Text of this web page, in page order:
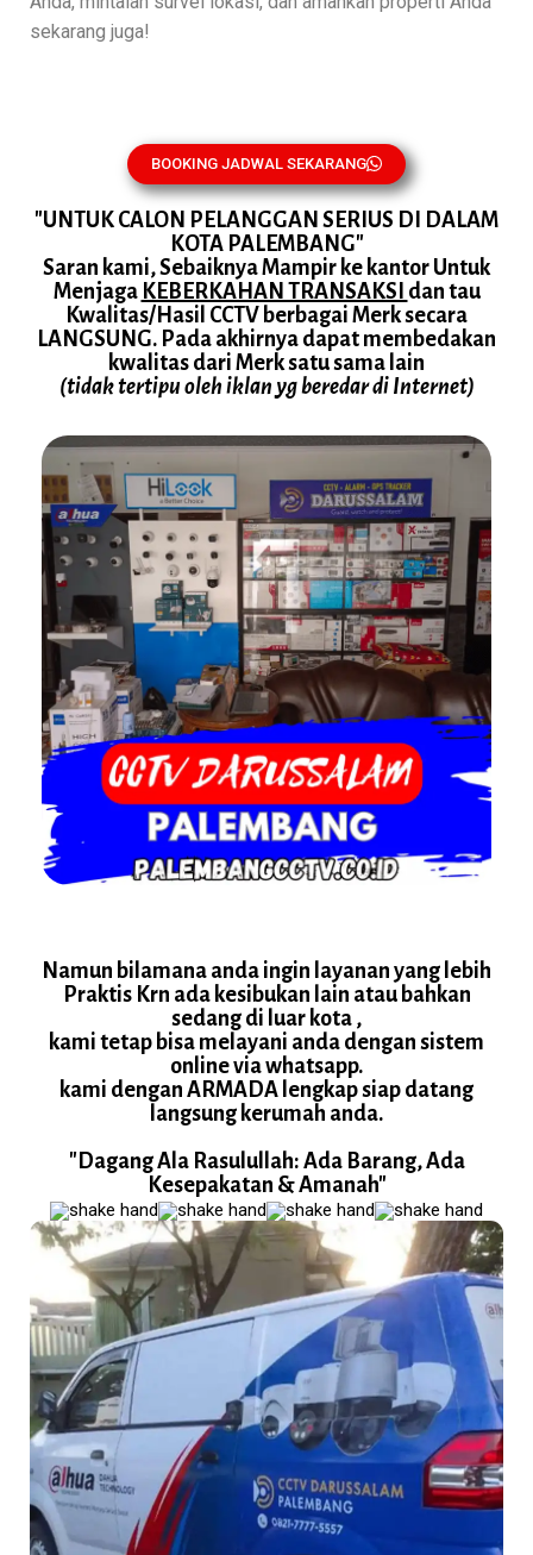
sekarang juga!
BOOKING JADWAL SEKARANG
"UNTUK CALON PELANGGAN SERIUS DI DALAM
KOTA PALEMBANG"
Saran kami, Sebaiknya Mampir ke kantor Untuk
Menjaga KEBERKAHAN TRANSAKSI dan tau
Kwalitas/Hasil CCTV berbagai Merk secara
LANGSUNG. Pada akhirnya dapat membedakan
kwalitas dari Merk satu sama lain
(tidak tertipu oleh iklan yg beredar di Internet)
Namun bilamana anda ingin layanan yang lebih
Praktis Krn ada kesibukan lain atau bahkan
sedang di luar kota ,
kami tetap bisa melayani anda dengan sistem
online via whatsapp.
kami dengan ARMADA lengkap siap datang
langsung kerumah anda.
"Dagang Ala Rasulullah: Ada Barang, Ada
Kesepakatan & Amanah"